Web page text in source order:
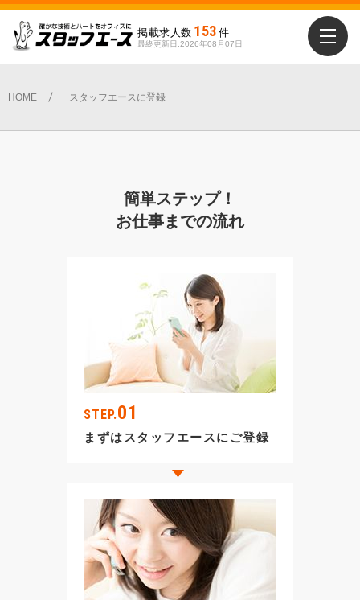
掲載求人数 153 件
最終更新日:2026年08月07日
HOME スタッフエースに登録
簡単ステップ！
お仕事までの流れ
STEP.01
まずはスタッフエースにご登録